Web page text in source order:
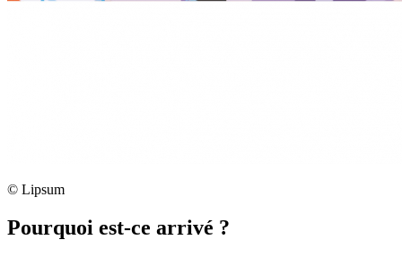
© Lipsum
Pourquoi est-ce arrivé ?